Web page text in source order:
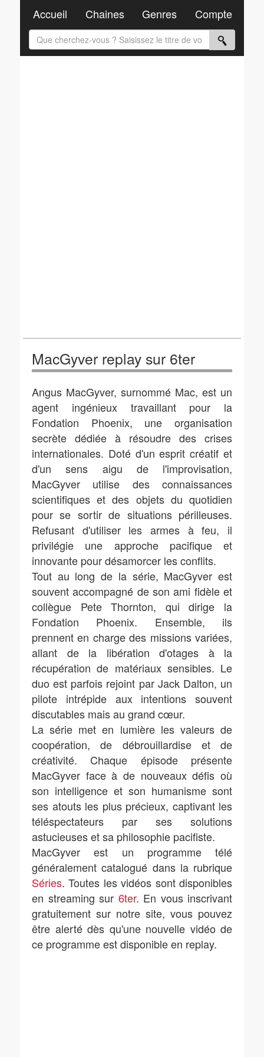
MacGyver replay sur 6ter
Angus MacGyver, surnommé Mac, est un
agent ingénieux travaillant pour la
Fondation Phoenix, une organisation
secrète dédiée à résoudre des crises
internationales. Doté d'un esprit créatif et
d'un sens aigu de l'improvisation,
MacGyver utilise des connaissances
scientifiques et des objets du quotidien
pour se sortir de situations périlleuses.
Refusant d'utiliser les armes à feu, il
privilégie une approche pacifique et
innovante pour désamorcer les conflits.
Tout au long de la série, MacGyver est
souvent accompagné de son ami fidèle et
collègue Pete Thornton, qui dirige la
Fondation Phoenix. Ensemble, ils
prennent en charge des missions variées,
allant de la libération d'otages à la
récupération de matériaux sensibles. Le
duo est parfois rejoint par Jack Dalton, un
pilote intrépide aux intentions souvent
discutables mais au grand cœur.
La série met en lumière les valeurs de
coopération, de débrouillardise et de
créativité. Chaque épisode présente
MacGyver face à de nouveaux défis où
son intelligence et son humanisme sont
ses atouts les plus précieux, captivant les
téléspectateurs par ses solutions
astucieuses et sa philosophie pacifiste.
MacGyver est un programme télé
généralement catalogué dans la rubrique
Séries. Toutes les vidéos sont disponibles
en streaming sur 6ter. En vous inscrivant
gratuitement sur notre site, vous pouvez
être alerté dès qu'une nouvelle vidéo de
ce programme est disponible en replay.
Accueil Chaines Genres Compte